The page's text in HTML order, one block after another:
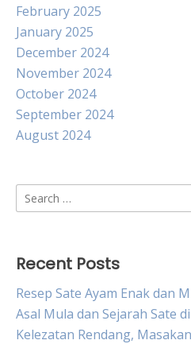
February 2025
January 2025
December 2024
November 2024
October 2024
September 2024
August 2024
Search
for:
Recent Posts
Resep Sate Ayam Enak dan
Asal Mula dan Sejarah Sate
Kelezatan Rendang,